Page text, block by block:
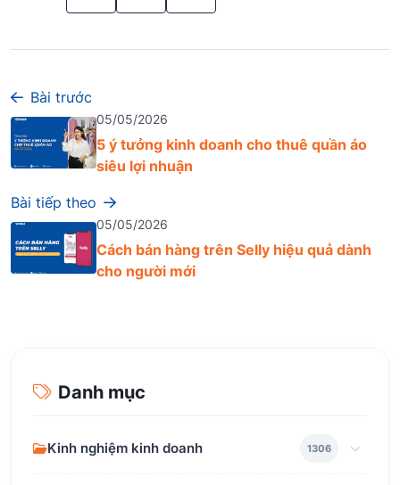
Bài trước
05/05/2026
5 ý tưởng kinh doanh cho thuê quần áo
siêu lợi nhuận
Bài tiếp theo
05/05/2026
Cách bán hàng trên Selly hiệu quả dành
cho người mới
Danh mục
Kinh nghiệm kinh doanh 1306